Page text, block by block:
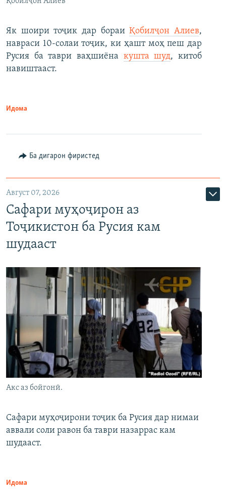
Як шоири тоҷик дар бораиҚобилҷон Алиев,
навраси 10-солаи тоҷик, ки ҳашт моҳ пеш дар
Русия ба таври ваҳшиёна кушта шуд, китоб
навиштааст.
Идома
Ба дигарон фиристед
Август 07, 2026
Сафари муҳоҷирон аз
Тоҷикистон ба Русия кам
шудааст
Акс аз бойгонӣ.
Сафари муҳоҷирони тоҷик ба Русия дар нимаи
аввали соли равон ба таври назаррас кам
шудааст.
Идома